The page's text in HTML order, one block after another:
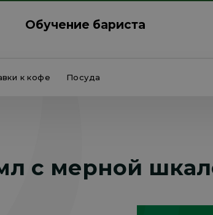
Обучение бариста
к кофе Посуда
с мерной